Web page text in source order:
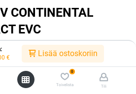
€ Lisää ostoskoriin
0
Toivelista Tili
CONTINENTAL
EVC
239956
yhdistelmää.